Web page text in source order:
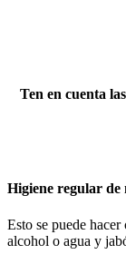
Ten en cuenta
Higiene regular de
Esto se puede
alcohol o agua y